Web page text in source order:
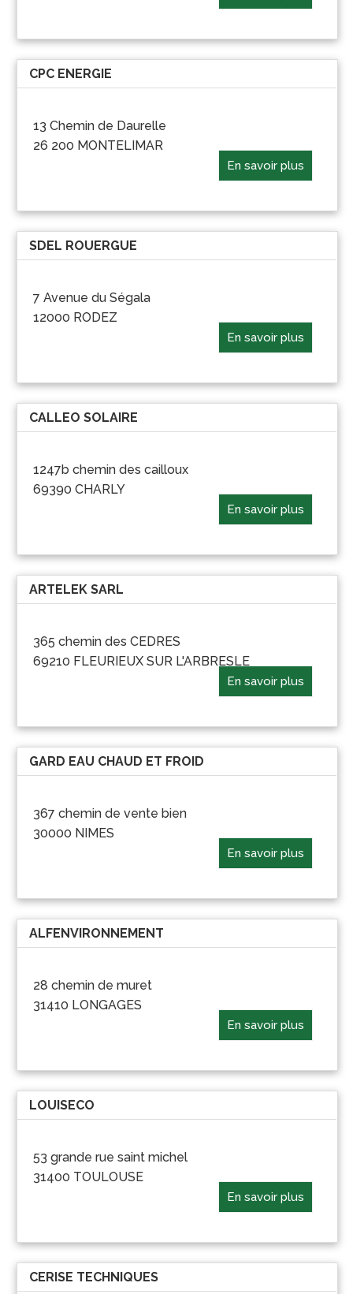
CPC ENERGIE
13 Chemin de Daurelle
26 200 MONTELIMAR
En savoir plus
SDEL ROUERGUE
7 Avenue du Ségala
12000 RODEZ
En savoir plus
CALLEO SOLAIRE
1247b chemin des cailloux
69390 CHARLY
En savoir plus
ARTELEK SARL
365 chemin des CEDRES
69210 FLEURIEUX SUR L'ARBRESLE
En savoir plus
GARD EAU CHAUD ET FROID
367 chemin de vente bien
30000 NIMES
En savoir plus
ALFENVIRONNEMENT
28 chemin de muret
31410 LONGAGES
En savoir plus
LOUISECO
53 grande rue saint michel
31400 TOULOUSE
En savoir plus
CERISE TECHNIQUES